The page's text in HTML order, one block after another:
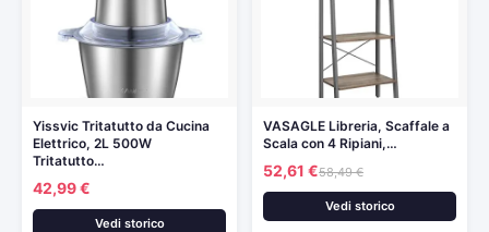
Yissvic Tritatutto da Cucina
Elettrico, 2L 500W
Tritatutto…
42,99 €
Vedi storico
VASAGLE Libreria, Scaffale a
Scala con 4 Ripiani,…
52,61 €58,49 €
Vedi storico